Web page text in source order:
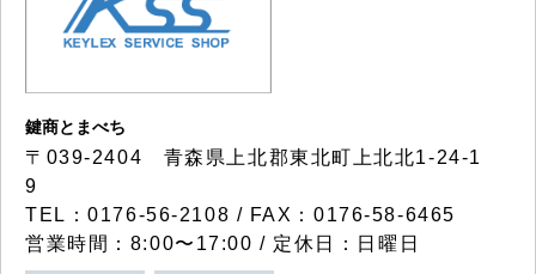
鍵商とまべち
〒039-2404 青森県上北郡東北町上北北1-24-1
9
TEL：0176-56-2108 / FAX：0176-58-6465
営業時間：8:00〜17:00 / 定休日：日曜日